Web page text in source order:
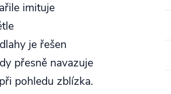
imituje
je řešen
přesně navazuje
pohledu zblízka.